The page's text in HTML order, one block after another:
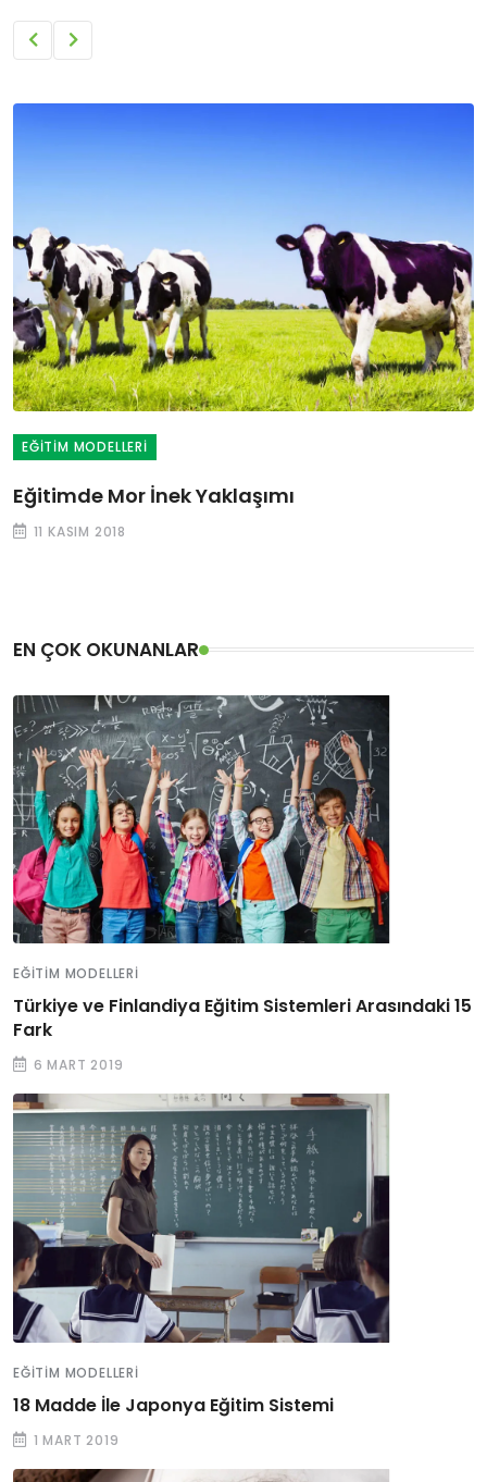
EĞITIM MODELLERI
Eğitimde Mor İnek Yaklaşımı
11 KASIM 2018
EN ÇOK OKUNANLAR
EĞITIM MODELLERI
Türkiye ve Finlandiya Eğitim Sistemleri Arasındaki 15
Fark
6 MART 2019
EĞITIM MODELLERI
18 Madde İle Japonya Eğitim Sistemi
1 MART 2019